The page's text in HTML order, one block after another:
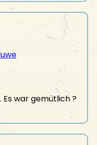
Es war gemütlich ?